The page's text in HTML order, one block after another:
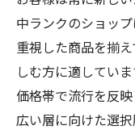
中ランクのショッ
重視した商品を揃
しむ方に適してい
価格帯で流行を反
広い層に向けた選